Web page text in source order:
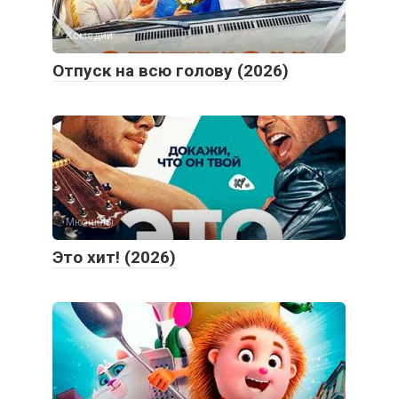
Комедии
Отпуск на всю голову (2026)
Мюзиклы
Это хит! (2026)